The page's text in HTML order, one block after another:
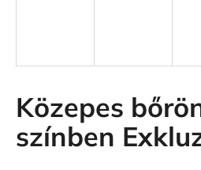
Közepes
színben
j
n
l
j
u